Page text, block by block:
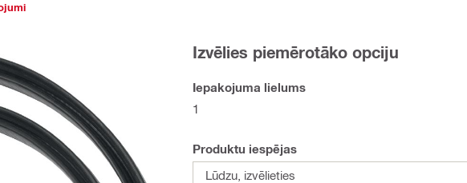
Izvēlies piemērotāko opciju
Iepakojuma lielums
1
Produktu iespējas
Lūdzu, izvēlieties